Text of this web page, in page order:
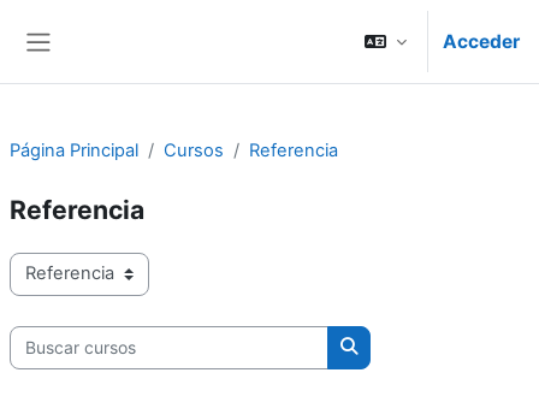
Acceder
Página Principal Cursos Referencia
Referencia
Categorías
Buscar cursos
Buscar cursos